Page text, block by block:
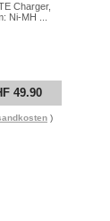
Charger,
Ni-MH ...
49.90
)